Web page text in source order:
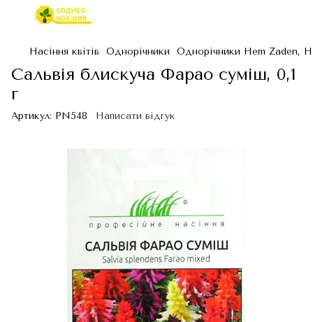
Насіння квітів Однорічники Однорічники Hem Zaden,
Сальвія блискуча Фарао суміш, 0,1
г
Артикул: PN548 Написати відгук